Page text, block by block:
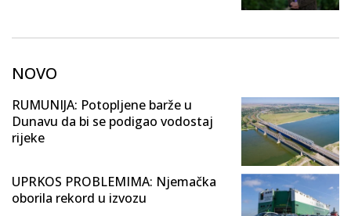
NOVO
RUMUNIJA: Potopljene barže u
Dunavu da bi se podigao vodostaj
rijeke
UPRKOS PROBLEMIMA: Njemačka
oborila rekord u izvozu